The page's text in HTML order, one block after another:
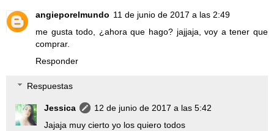
angieporelmundo 11 de junio de 2017 a las 2:49
me gusta todo, ¿ahora que hago? jajjaja, voy a tener que
comprar.
Responder
Respuestas
Jessica
12 de junio de 2017 a las 5:42
Jajaja muy cierto yo los quiero todos